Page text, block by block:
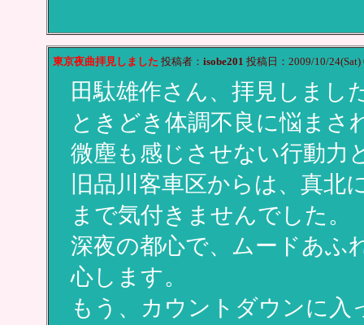
東京夜曲拝見しました 投稿者： isobe201 投稿日：2009/10/
田駄雄作さん、拝見しまし
ときどき体調不良に悩ま
微塵も感じさせない行動力
旧品川客車区からは、真
まで気付きませんでした。
深夜の都心で、ムードあふ
心します。
もう、カウントダウンに入